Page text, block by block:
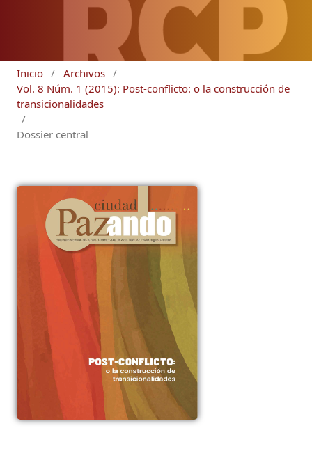
Inicio / Archivos /
Vol. 8 Núm. 1 (2015): Post-conflicto: o la construcción de
transicionalidades
/
Dossier central